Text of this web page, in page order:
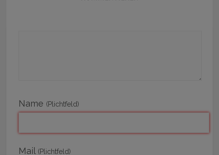
Name (Plichtfeld)
Mail (Plichtfeld)